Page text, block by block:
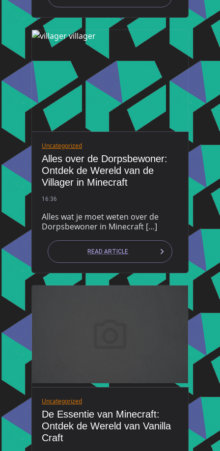
Uncategorized
Alles over de Dorpsbewoner:
Ontdek de Wereld van de
Villager in Minecraft
16:36
Alles wat je moet weten over de
Dorpsbewoner in Minecraft […]
READ ARTICLE
Uncategorized
De Essentie van Minecraft:
Ontdek de Wereld van Vanilla
Craft